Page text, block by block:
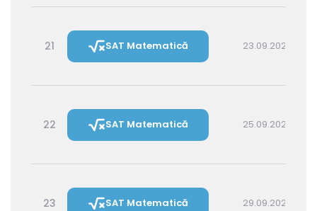
21 SAT Matematică 23.09.2026 14:30
22 SAT Matematică 25.09.2026 16:00
23 SAT Matematică 29.09.2026 16:00